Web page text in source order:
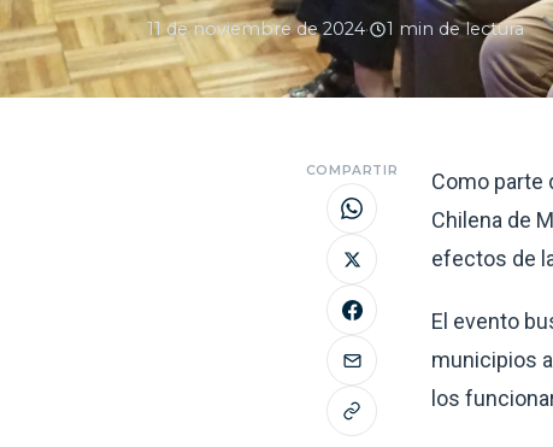
11 de noviembre de 2024· 1 min de lectura
COMPARTIR
Como parte
Chilena de
efectos de
El evento
municipios
los